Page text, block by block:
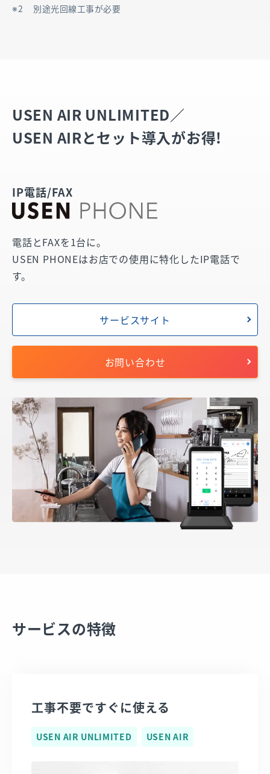
別途光回線工事が必要​
USEN AIR UNLIMITED／
USEN AIRとセット導入がお得!​
IP電話/FAX​
電話とFAXを1台に。
USEN PHONEはお店での使用に特化したIP電話で
す。
サービスサイト
お問い合わせ
サービスの特徴​
工事不要ですぐに使える​
USEN AIR UNLIMITED USEN AIR